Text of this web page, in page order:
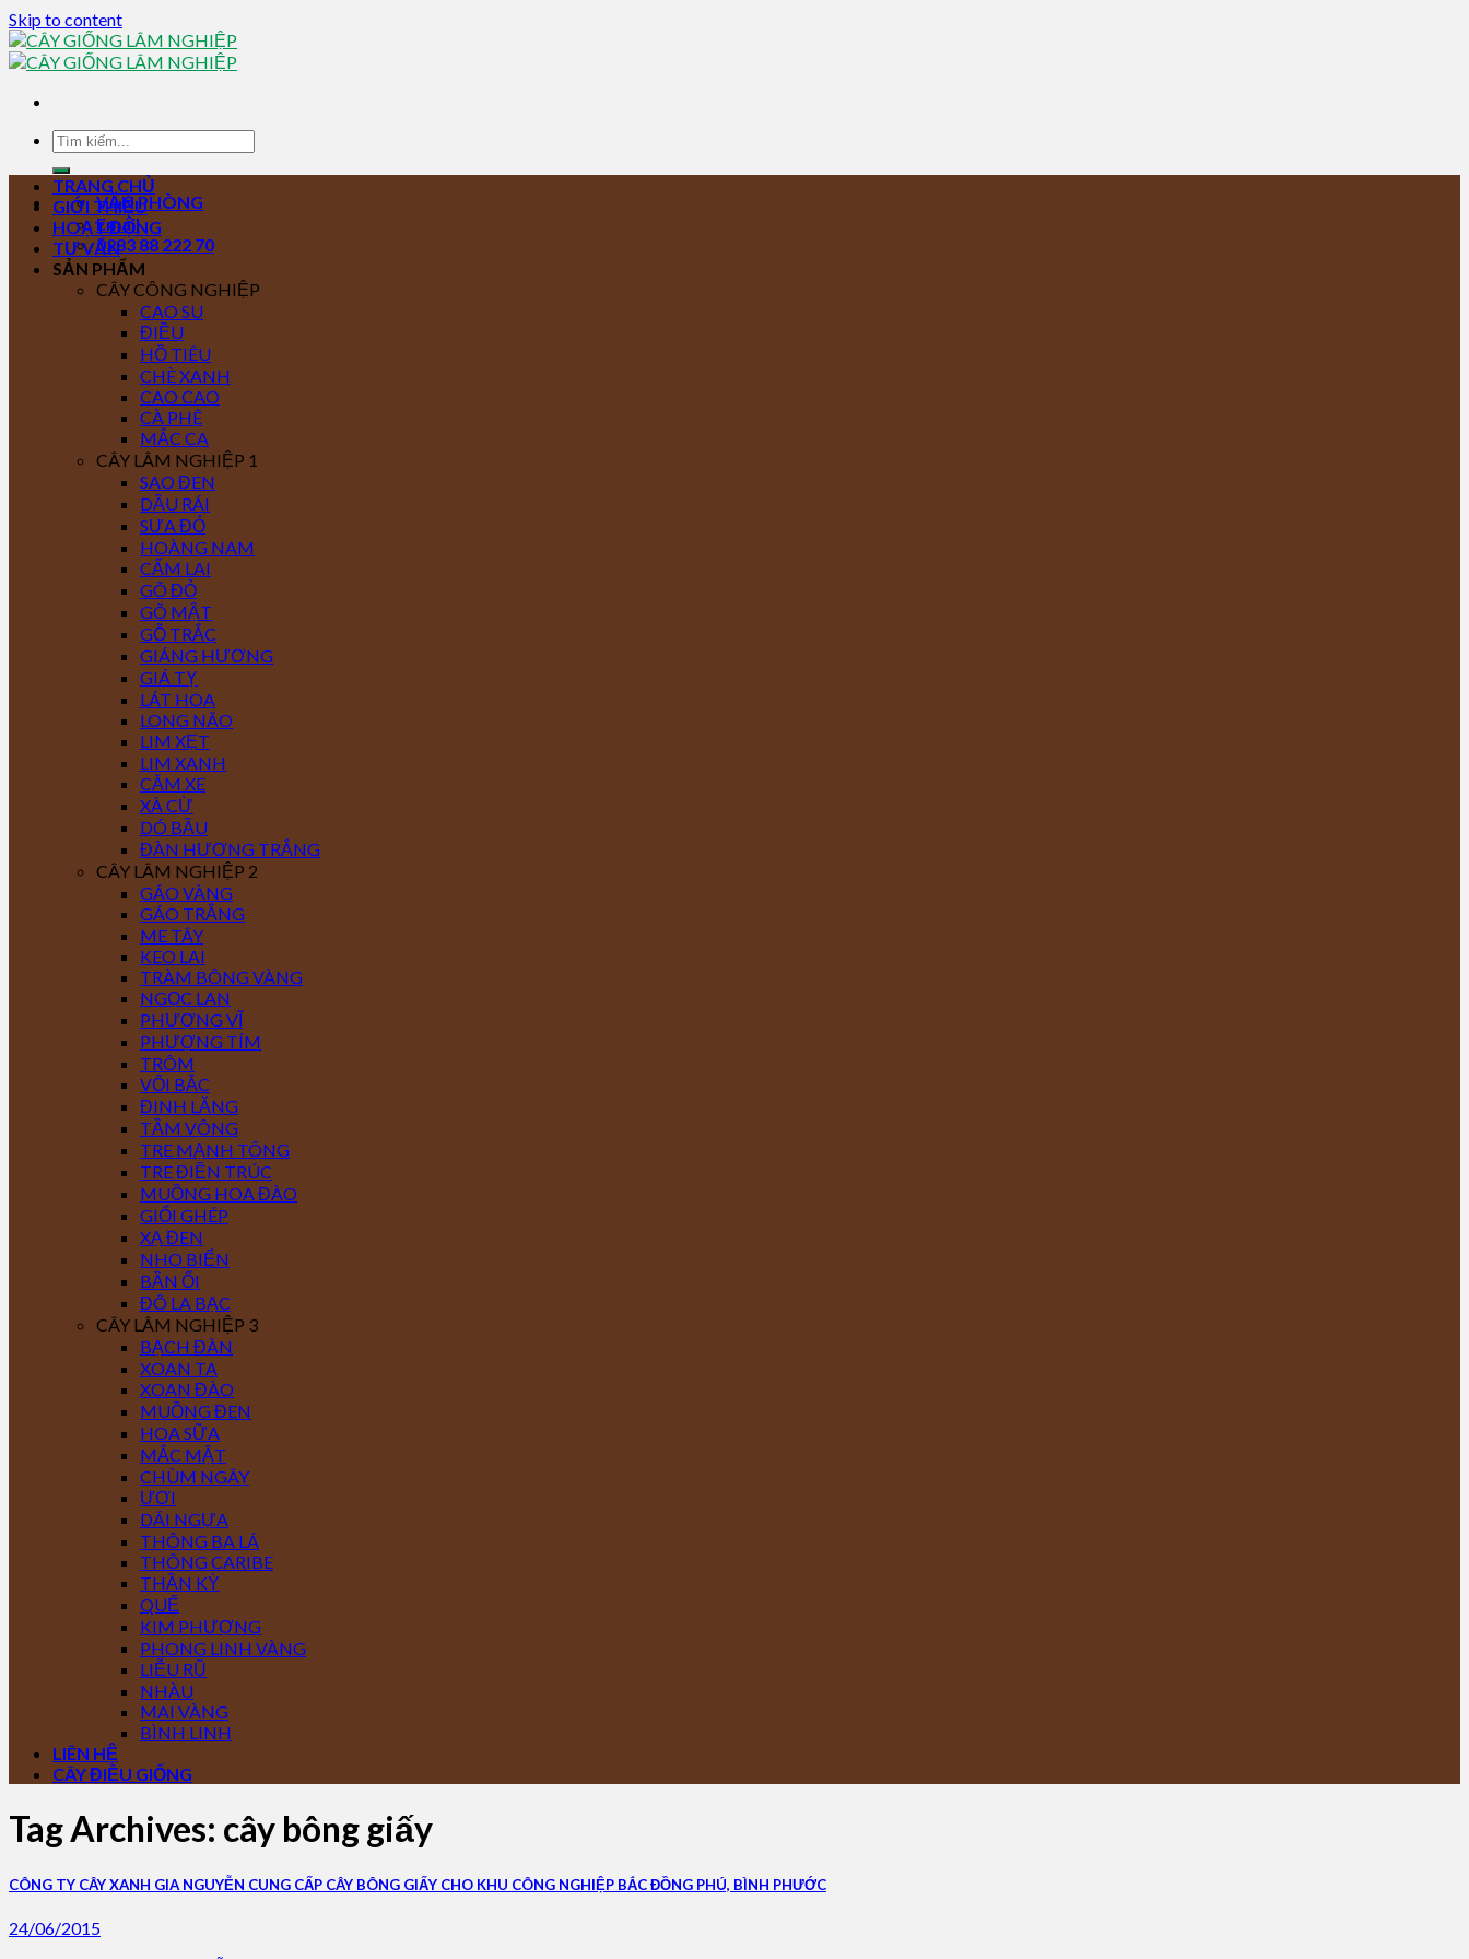
Skip to content
VĂN PHÒNG
Email
0283 88 222 70
TRANG CHỦ
GIỚI THIỆU
HOẠT ĐỘNG
TƯ VẤN
SẢN PHẨM
CÂY CÔNG NGHIỆP
CAO SU
ĐIỀU
HỒ TIÊU
CHÈ XANH
CAO CAO
CÀ PHÊ
MẮC CA
CÂY LÂM NGHIỆP 1
SAO ĐEN
DẦU RÁI
SƯA ĐỎ
HOÀNG NAM
CẨM LAI
GÕ ĐỎ
GÕ MẬT
GỖ TRẮC
GIÁNG HƯƠNG
GIÁ TỴ
LÁT HOA
LONG NÃO
LIM XẸT
LIM XANH
CĂM XE
XÀ CỪ
DÓ BẦU
ĐÀN HƯƠNG TRẮNG
CÂY LÂM NGHIỆP 2
GÁO VÀNG
GÁO TRẮNG
ME TÂY
KEO LAI
TRÀM BÔNG VÀNG
NGỌC LAN
PHƯỢNG VĨ
PHƯỢNG TÍM
TRÔM
VỐI BẮC
ĐINH LĂNG
TẦM VÔNG
TRE MẠNH TÔNG
TRE ĐIỀN TRÚC
MUỒNG HOA ĐÀO
GIỔI GHÉP
XẠ ĐEN
NHO BIỂN
BẦN ỔI
ĐÔ LA BẠC
CÂY LÂM NGHIỆP 3
BẠCH ĐÀN
XOAN TA
XOAN ĐÀO
MUỒNG ĐEN
HOA SỮA
MẮC MẬT
CHÙM NGÂY
ƯƠI
DÁI NGỰA
THÔNG BA LÁ
THÔNG CARIBE
THẦN KỲ
QUẾ
KIM PHƯỢNG
PHONG LINH VÀNG
LIỄU RŨ
NHÀU
MAI VÀNG
BÌNH LINH
LIÊN HỆ
CÂY ĐIỀU GIỐNG
Tag Archives: cây bông giấy
CÔNG TY CÂY XANH GIA NGUYỄN CUNG CẤP CÂY BÔNG GIẤY CHO KHU CÔNG NGHIỆP BẮC ĐỒNG PHÚ, BÌNH PHƯỚC
24/06/2015